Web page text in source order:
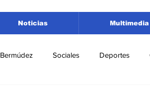
Noticias Multimedia
Bermúdez Sociales Deportes